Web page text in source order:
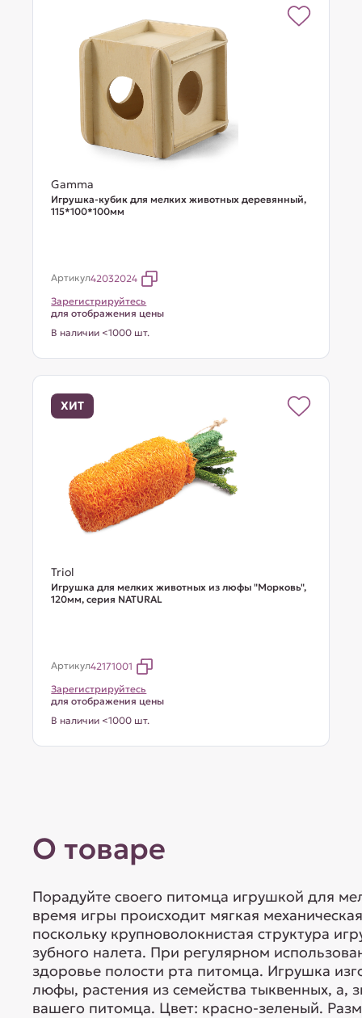
Gamma
Игрушка-кубик для мелких животных деревянный,
115*100*100мм
Артикул42032024
Зарегистрируйтесь
для отображения цены
В наличии <1000 шт.
ХИТ
Triol
Игрушка для мелких животных из люфы "Морковь",
120мм, серия NATURAL
Артикул42171001
Зарегистрируйтесь
для отображения цены
В наличии <1000 шт.
О товаре
Порадуйте своего питомца игрушкой для
время игры происходит мягкая
поскольку крупноволокнистая структура
зубного налета. При регулярном
здоровье полости рта питомца. Игрушка
люфы, растения из семейства тыквенных, а,
вашего питомца. Цвет: красно-зеленый.